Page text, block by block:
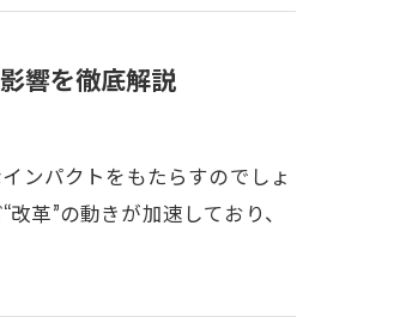
響を徹底解説
ンパクトをもたらすのでしょ
革”の動きが加速しており、